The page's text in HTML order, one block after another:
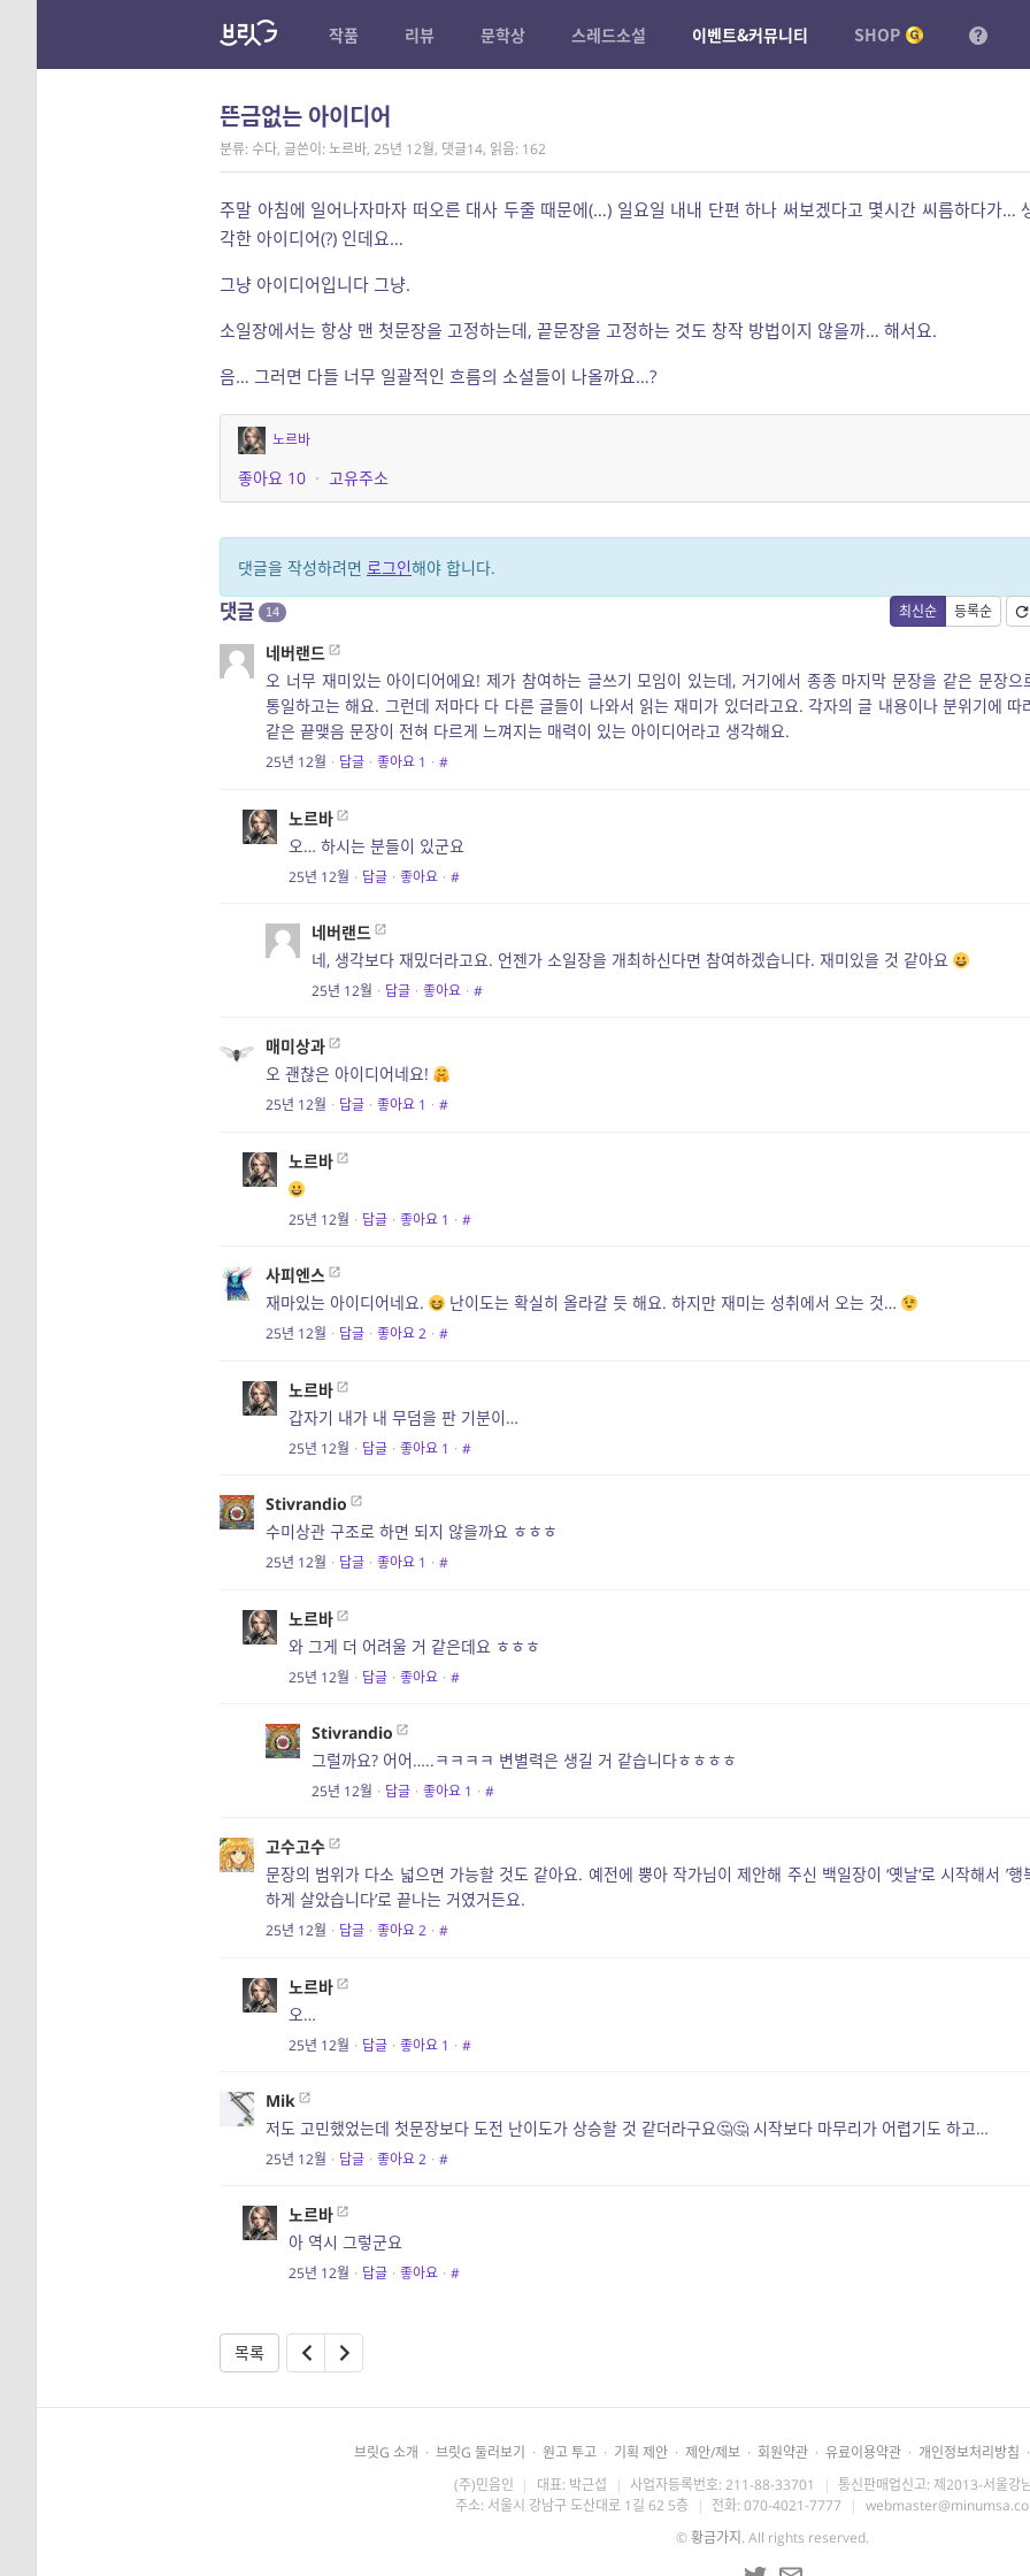
작품 리뷰 문학상 스레드소설 이벤트&커뮤니티 SHOP
뜬금없는 아이디어
분류: 수다, 글쓴이: 노르바, 25년 12월, 댓글14, 읽음: 162
주말 아침에 일어나자마자 떠오른 대사 두줄 때문에(…) 일요일 내내 단편 하나 써보겠다고 몇시간 씨름하다가…
각한 아이디어(?) 인데요…
그냥 아이디어입니다 그냥.
소일장에서는 항상 맨 첫문장을 고정하는데, 끝문장을 고정하는 것도 창작 방법이지 않을까… 해서요.
음… 그러면 다들 너무 일괄적인 흐름의 소설들이 나올까요…?
노르바
좋아요 10 · 고유주소
댓글을 작성하려면 로그인해야 합니다.
최신순 등록순
댓글 14
네버랜드
오 너무 재미있는 아이디어에요! 제가 참여하는 글쓰기 모임이 있는데, 거기에서 종종 마지막 문장을 같은 문장으
통일하고는 해요. 그런데 저마다 다 다른 글들이 나와서 읽는 재미가 있더라고요. 각자의 글 내용이나 분위기에 따
같은 끝맺음 문장이 전혀 다르게 느껴지는 매력이 있는 아이디어라고 생각해요.
25년 12월 · 답글 · 좋아요 1 · #
노르바
오… 하시는 분들이 있군요
25년 12월 · 답글 · 좋아요 · #
네버랜드
네, 생각보다 재밌더라고요. 언젠가 소일장을 개최하신다면 참여하겠습니다. 재미있을 것 같아요
25년 12월 · 답글 · 좋아요 · #
매미상과
오 괜찮은 아이디어네요!
25년 12월 · 답글 · 좋아요 1 · #
노르바
25년 12월 · 답글 · 좋아요 1 · #
사피엔스
재마있는 아이디어네요.
난이도는 확실히 올라갈 듯 해요. 하지만 재미는 성취에서 오는 것…
25년 12월 · 답글 · 좋아요2 · #
노르바
갑자기 내가 내 무덤을 판 기분이…
25년 12월 · 답글 · 좋아요 1 · #
Stivrandio
수미상관 구조로 하면 되지 않을까요 ㅎㅎㅎ
25년 12월 · 답글 · 좋아요 1 · #
노르바
와 그게 더 어려울 거 같은데요 ㅎㅎㅎ
25년 12월 · 답글 · 좋아요 · #
Stivrandio
그럴까요? 어어…..ㅋㅋㅋㅋ 변별력은 생길 거 같습니다ㅎㅎㅎㅎ
25년 12월 · 답글 · 좋아요 1 · #
고수고수
문장의 범위가 다소 넓으면 가능할 것도 같아요. 예전에 뿡아 작가님이 제안해 주신 백일장이 ‘옛날‘로 시작해서 ’행
하게 살았습니다’로 끝나는 거였거든요.
25년 12월 · 답글 · 좋아요2 · #
노르바
오…
25년 12월 · 답글 · 좋아요 1 · #
Mik
저도 고민했었는데 첫문장보다 도전 난이도가 상승할 것 같더라구요🤔🤔 시작보다 마무리가 어렵기도 하고…
25년 12월 · 답글 · 좋아요2 · #
노르바
아 역시 그렇군요
25년 12월 · 답글 · 좋아요 · #
목록
브릿G 소개 · 브릿G 둘러보기 · 원고 투고 · 기획 제안 · 제안/제보 · 회원약관 · 유료이용약관 · 개인정보처리방침 ·
(주)민음인 | 대표: 박근섭 | 사업자등록번호: 211-88-33701 | 통신판매업신고: 제2013-서울강
주소: 서울시 강남구 도산대로 1길 62 5층 | 전화: 070-4021-7777 |
©황금가지 . All rights reserved.